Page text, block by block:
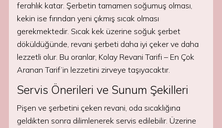
ferahlık katar. Şerbetin tamamen soğumuş olması,
kekin ise fırından yeni çıkmış sıcak olması
gerekmektedir. Sıcak kek üzerine soğuk şerbet
döküldüğünde, revani şerbeti daha iyi çeker ve daha
lezzetli olur. Bu oranlar, Kolay Revani Tarifi – En Çok
Aranan Tarif’in lezzetini zirveye taşıyacaktır.
Servis Önerileri ve Sunum Şekilleri
Pişen ve şerbetini çeken revani, oda sıcaklığına
geldikten sonra dilimlenerek servis edilebilir. Üzerine